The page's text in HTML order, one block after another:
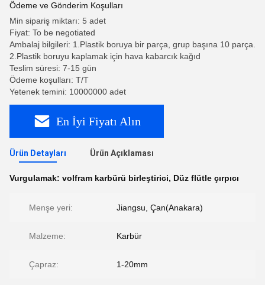
Ödeme ve Gönderim Koşulları
Min sipariş miktarı: 5 adet
Fiyat: To be negotiated
Ambalaj bilgileri: 1.Plastik boruya bir parça, grup başına 10 parça.
2.Plastik boruyu kaplamak için hava kabarcık kağıd
Teslim süresi: 7-15 gün
Ödeme koşulları: T/T
Yetenek temini: 10000000 adet
En İyi Fiyatı Alın
Ürün Detayları Ürün Açıklaması
Vurgulamak: volfram karbürü birleştirici, Düz flütle çırpıcı
Menşe yeri: Jiangsu, Çan(Anakara)
Malzeme: Karbür
Çapraz: 1-20mm